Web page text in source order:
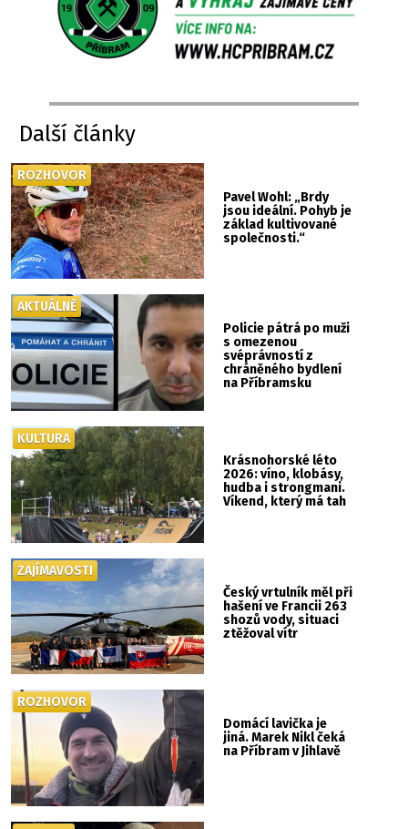
Další články
Pavel Wohl: „Brdy
jsou ideální. Pohyb je
základ kultivované
společnosti.“
ROZHOVOR
Policie pátrá po muži
s omezenou
svéprávností z
chráněného bydlení
na Příbramsku
AKTUÁLNĚ
Krásnohorské léto
2026: víno, klobásy,
hudba i strongmani.
Víkend, který má tah
KULTURA
Český vrtulník měl při
hašení ve Francii 263
shozů vody, situaci
ztěžoval vítr
ZAJÍMAVOSTI
Domácí lavička je
jiná. Marek Nikl čeká
na Příbram v Jihlavě
ROZHOVOR